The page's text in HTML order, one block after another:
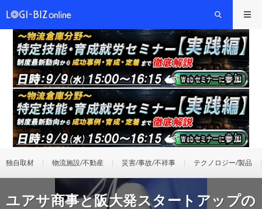
独自取材 物流施設/不動産 災害/事故/不祥事 テクノロジー/製品
ユアサ商事と阪大発スタートアップの